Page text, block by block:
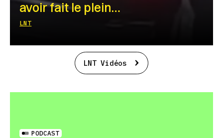
avoir fait le plein…
LNT
LNT Vidéos
PODCAST